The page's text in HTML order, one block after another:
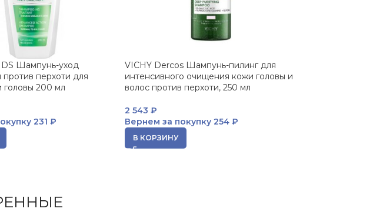
Шампунь-уход
перхоти для
200 мл
231 ₽
VICHY Dercos Шампунь-пилинг для
интенсивного очищения кожи головы и
волос против перхоти, 250 мл
2 543 ₽
Вернем за покупку254 ₽
В КОРЗИНУ